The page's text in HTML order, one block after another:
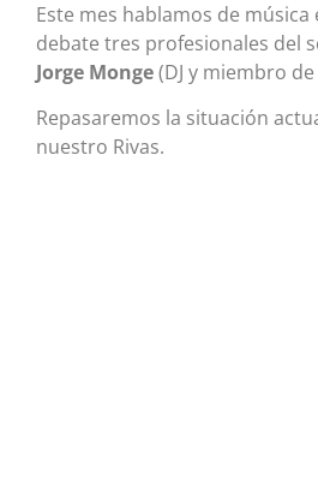
Este mes hablamos de música
debate tres profesionales del
Jorge Monge(DJ y miembro
Repasaremos la situación
nuestro Rivas.